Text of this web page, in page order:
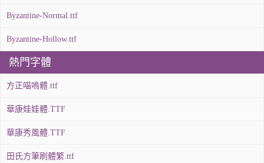
Byzantine-Normal.ttf
Byzantine-Hollow.ttf
熱門字體
方正喵嗚體.ttf
華康娃娃體.TTF
華康秀風體.TTF
田氏方筆刷體繁.ttf